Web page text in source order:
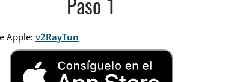
Paso 1
Apple:v2RayTun